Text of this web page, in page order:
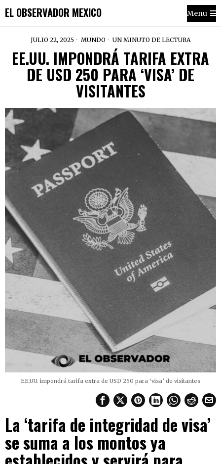
EL OBSERVADOR MEXICO Menu
JULIO 22, 2025 MUNDO UN MINUTO DE LECTURA
EE.UU. IMPONDRÁ TARIFA EXTRA
DE USD 250 PARA ‘VISA’ DE
VISITANTES
EE.UU. impondrá tarifa extra de USD 250 para ‘visa’ de visitantes
La ‘tarifa de integridad de visa’
se suma a los montos ya